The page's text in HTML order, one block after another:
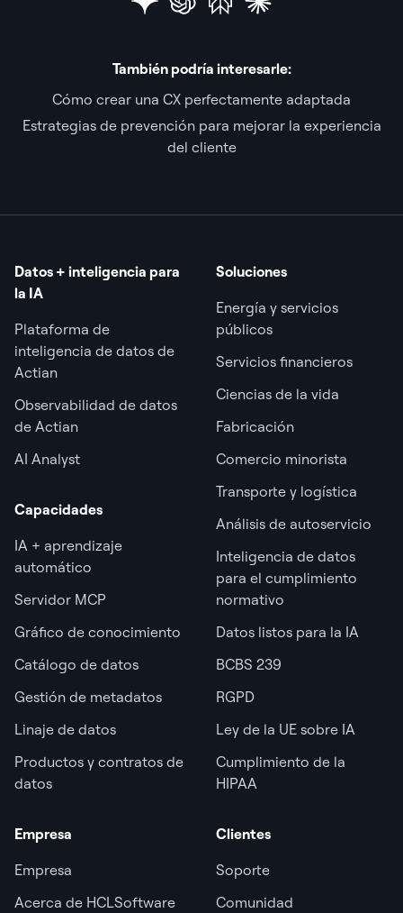
También podría interesarle:
Cómo crear una CX perfectamente adaptada
Estrategias de prevención para mejorar la experiencia
del cliente
Datos + inteligencia para
la IA
Plataforma de
inteligencia de datos de
Actian
Observabilidad de datos
de Actian
AI Analyst
Capacidades
IA + aprendizaje
automático
Servidor MCP
Gráfico de conocimiento
Catálogo de datos
Gestión de metadatos
Linaje de datos
Productos y contratos de
datos
Soluciones
Energía y servicios
públicos
Servicios financieros
Ciencias de la vida
Fabricación
Comercio minorista
Transporte y logística
Análisis de autoservicio
Inteligencia de datos
para el cumplimiento
normativo
Datos listos para la IA
BCBS 239
RGPD
Ley de la UE sobre IA
Cumplimiento de la
HIPAA
Empresa
Empresa
Acerca de HCLSoftware
Clientes
Soporte
Comunidad